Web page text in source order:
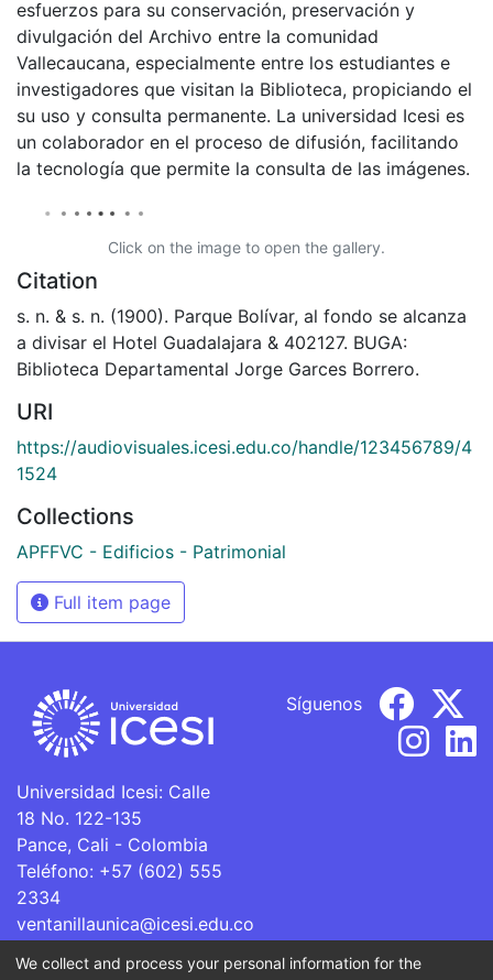
esfuerzos para su conservación, preservación y
divulgación del Archivo entre la comunidad
Vallecaucana, especialmente entre los estudiantes e
investigadores que visitan la Biblioteca, propiciando el
su uso y consulta permanente. La universidad Icesi es
un colaborador en el proceso de difusión, facilitando
la tecnología que permite la consulta de las imágenes.
Click on the image to open the gallery.
Citation
s. n. & s. n. (1900). Parque Bolívar, al fondo se alcanza
a divisar el Hotel Guadalajara & 402127. BUGA:
Biblioteca Departamental Jorge Garces Borrero.
URI
https://audiovisuales.icesi.edu.co/handle/123456789/4
1524
Collections
APFFVC - Edificios - Patrimonial
Full item page
Universidad Icesi: Calle
18 No. 122-135
Pance, Cali - Colombia
Teléfono: +57 (602) 555
2334
ventanillaunica@icesi.edu.co
Síguenos
We collect and process your personal information for the